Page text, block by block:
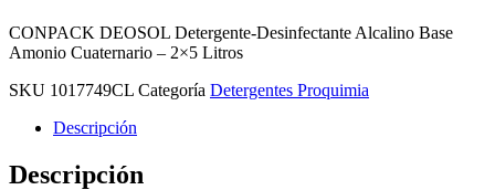
CONPACK DEOSOL Detergente-Desinfectante Alcalino Base
Amonio Cuaternario – 2×5 Litros
SKU 1017749CL Categoría Detergentes Proquimia
Descripción
Descripción